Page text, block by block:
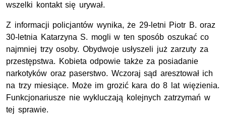
wszelki kontakt się urywał.
Z informacji policjantów wynika, że 29-letni Piotr B. oraz
30-letnia Katarzyna S. mogli w ten sposób oszukać co
najmniej trzy osoby. Obydwoje usłyszeli już zarzuty za
przestępstwa. Kobieta odpowie także za posiadanie
narkotyków oraz paserstwo. Wczoraj sąd aresztował ich
na trzy miesiące. Może im grozić kara do 8 lat więzienia.
Funkcjonariusze nie wykluczają kolejnych zatrzymań w
tej sprawie.